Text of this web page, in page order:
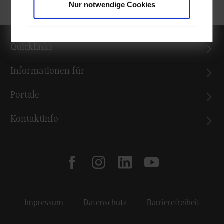
Nur notwendige Cookies
Quicklinks
Informationen für
Portale
Kontaktinfo
facebookinstagramlinkedinyoutube
Impressum Datenschutz Barrierefreiheit